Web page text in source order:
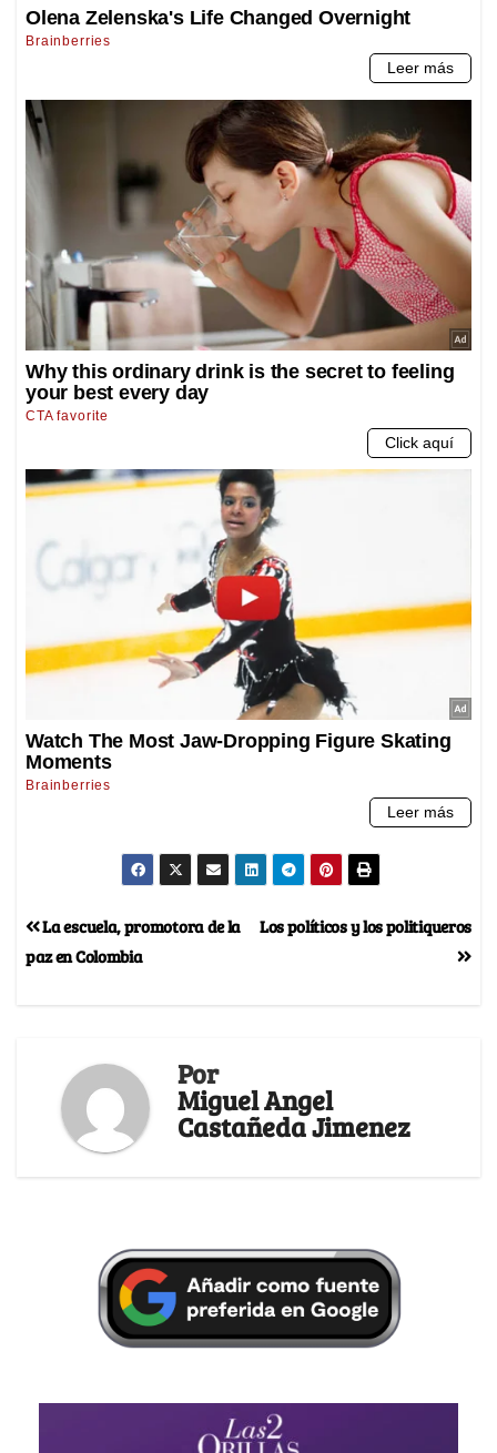
Los políticos y los politiqueros
La escuela, promotora de la
paz en Colombia
Por
Miguel Angel
Castañeda Jimenez